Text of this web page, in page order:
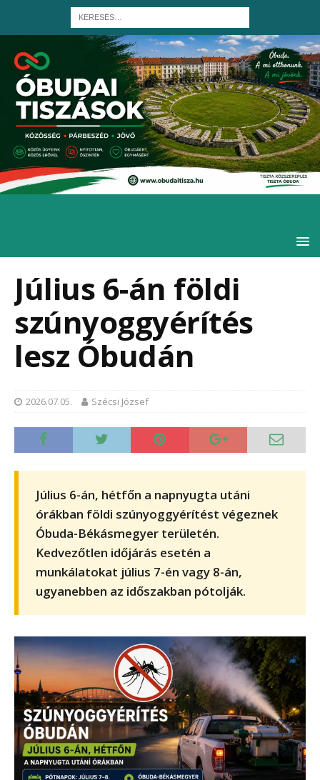
Július 6-án földi
szúnyoggyérítés
lesz Óbudán
2026.07.05. Szécsi József
Július 6-án, hétfőn a napnyugta utáni
órákban földi szúnyoggyérítést végeznek
Óbuda-Békásmegyer területén.
Kedvezőtlen időjárás esetén a
munkálatokat július 7-én vagy 8-án,
ugyanebben az időszakban pótolják.